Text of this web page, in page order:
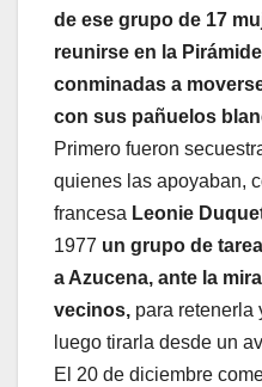
de ese grupo de 17
reunirse en la
conminadas a
con sus pañuelos
Primero fueron
quienes las apoyaban,
francesa Leonie
1977 un grupo de
a Azucena, ante la
vecinos, para retenerla
luego tirarla desde un
El 20 de diciembre